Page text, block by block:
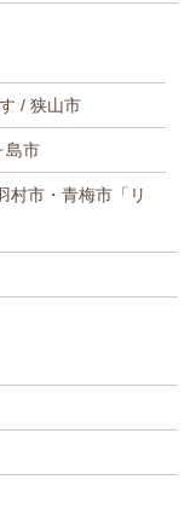
/ 狭山市
島市
村市・青梅市「リ